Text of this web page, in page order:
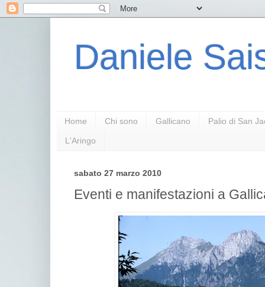
Daniele
Home Chi sono Gallicano Palio di San
L'Aringo
sabato 27 marzo 2010
Eventi e manifestazioni a